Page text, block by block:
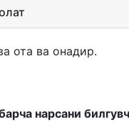
ота ва онадир.
нарсани